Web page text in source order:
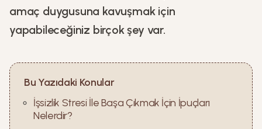
amaç duygusuna kavuşmak için
yapabileceğiniz birçok şey var.
Bu Yazıdaki Konular
İşsizlik Stresi İle Başa Çıkmak İçin İpuçları
Nelerdir?